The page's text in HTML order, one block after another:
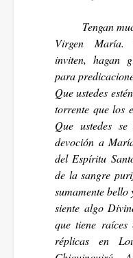
Tengan
Virgen María.
inviten, hagan
para
Que ustedes
torrente que los
Que ustedes
devoción a
del Espíritu
de la sangre
sumamente bello
siente algo
que tiene
réplicas en